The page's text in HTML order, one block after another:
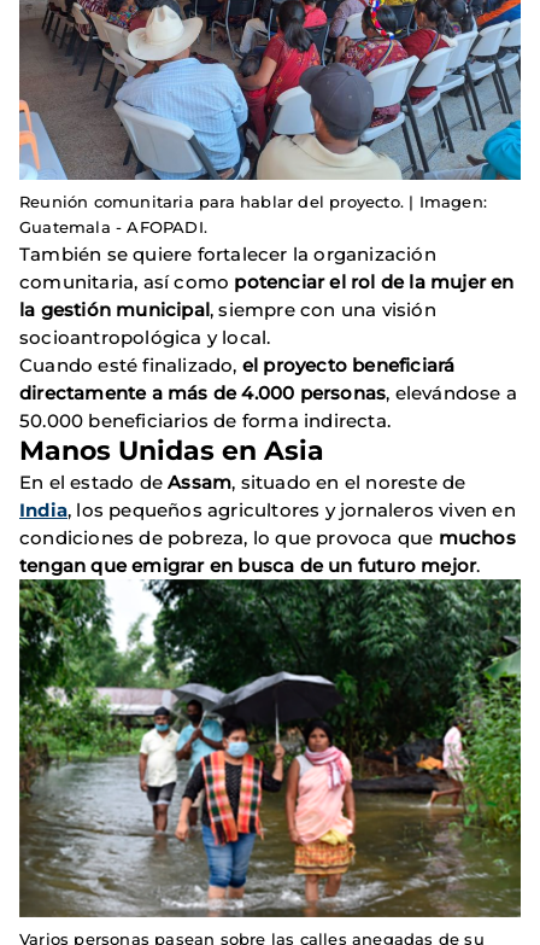
Reunión comunitaria para hablar del proyecto. | Imagen:
Guatemala - AFOPADI.
También se quiere fortalecer la organización
comunitaria, así como potenciar el rol de la mujer en
la gestión municipal, siempre con una visión
socioantropológica y local.
Cuando esté finalizado, el proyecto beneficiará
directamente a más de 4.000 personas, elevándose a
50.000 beneficiarios de forma indirecta.
Manos Unidas en Asia
En el estado deAssam, situado en el noreste de
India, los pequeños agricultores y jornaleros viven en
condiciones de pobreza, lo que provoca que muchos
tengan que emigrar en busca de un futuro mejor.
Varios personas pasean sobre las calles anegadas de su